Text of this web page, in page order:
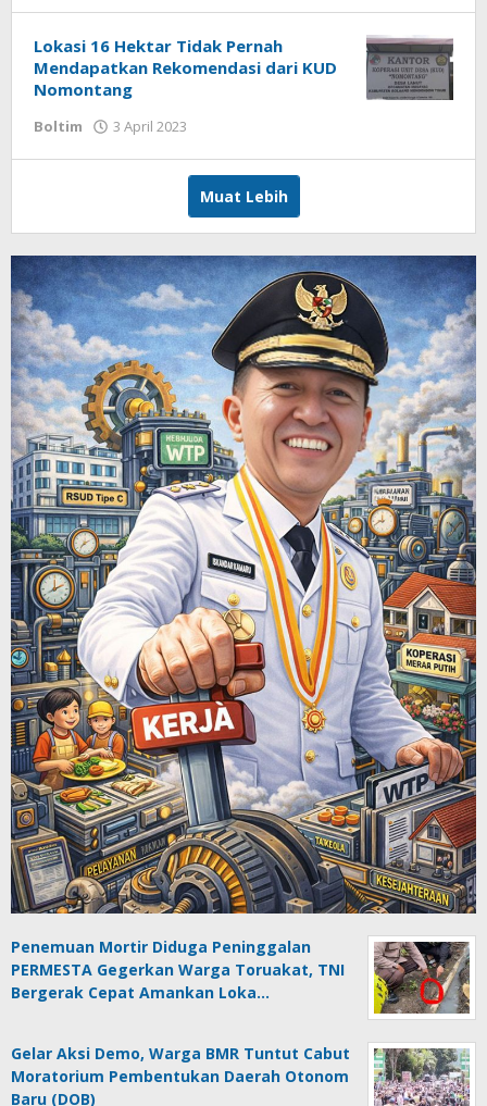
Lokasi 16 Hektar Tidak Pernah
Mendapatkan Rekomendasi dari KUD
Nomontang
Boltim 3 April 2023
Muat Lebih
Penemuan Mortir Diduga Peninggalan
PERMESTA Gegerkan Warga Toruakat, TNI
Bergerak Cepat Amankan Loka…
Gelar Aksi Demo, Warga BMR Tuntut Cabut
Moratorium Pembentukan Daerah Otonom
Baru (DOB)